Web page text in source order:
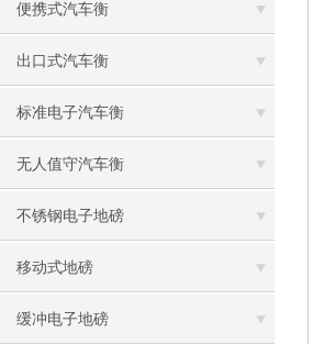
便携式汽车衡
出口式汽车衡
标准电子汽车衡
无人值守汽车衡
不锈钢电子地磅
移动式地磅
缓冲电子地磅